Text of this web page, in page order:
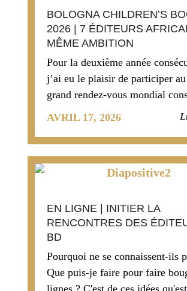
AVRIL 17, 2026
BOLOGNA CHILDREN’S
2026 | 7 ÉDITEURS
MÊME AMBITION
Pour la deuxième année
j’ai eu le plaisir de participer
grand rendez-vous mondial
l’édition jeunesse. Cette
EN LIGNE | INITIER LA
RENCONTRES DES
BD
Pourquoi ne se connaissent-ils
Que puis-je faire pour faire
lignes ? C'est de ces idées